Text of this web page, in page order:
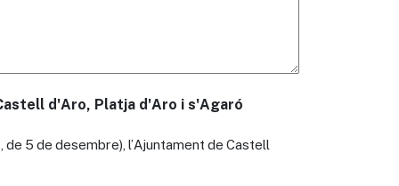
d'Aro, Platja d'Aro i s'Agaró
5 de desembre), l’Ajuntament de Castell